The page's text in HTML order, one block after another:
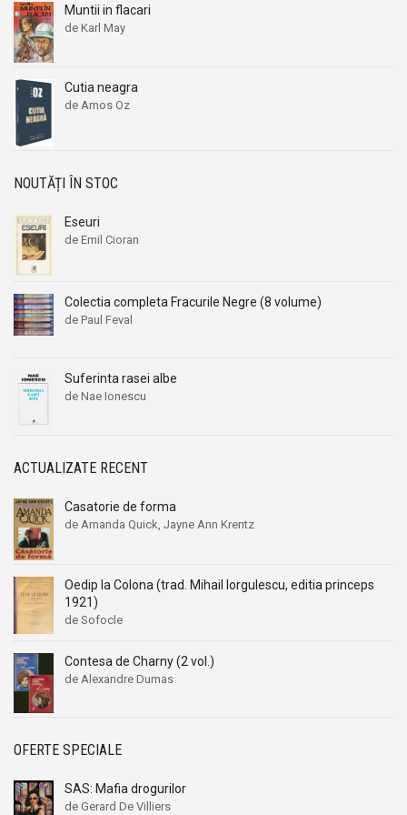
Aleksandr Beleaev
Alessandro Parronchi
Alex Mihai Stoenescu
Alexandr Soljenitin
Alexandra Jones
Alexandra Mosneaga
Alexandra Ripley
Alexandre Dumas fiul
Alexandre Koyre
Alexandrian
Alexandru Balaci
Alexandru Busuioceanu
Alexandru Elian
Alexandru Madgearu
Alexandru Tanase
Alexandru Vianu
Alexandru Vulpe
Alexei Tolstoi
Alfred Harlaoanu
Alice Hoffman
Alison Tyler
Alison York
Alistair Maclean
Aleksandr Beleaev
Alessandro Parronchi
Alex Mihai Stoenescu
Alexandr Soljenitin
Alexandra Jones
Alexandra Mosneaga
Alexandra Ripley
Alexandre Dumas fiul
Alexandre Koyre
Alexandrian
Alexandru Balaci
Alexandru Busuioceanu
Alexandru Elian
Alexandru Madgearu
Alexandru Tanase
Alexandru Vianu
Alexandru Vulpe
Alexei Tolstoi
Alfred Harlaoanu
Alice Hoffman
Alison Tyler
Alison York
Alistair Maclean
Muntii in flacari
de Karl May
Cutia neagra
de Amos Oz
NOUTĂȚI ÎN STOC
Eseuri
de Emil Cioran
Colectia completa Fracurile Negre (8 volume)
de Paul Feval
Suferinta rasei albe
de Nae Ionescu
ACTUALIZATE RECENT
Casatorie de forma
de Amanda Quick, Jayne Ann Krentz
Oedip la Colona (trad. Mihail Iorgulescu, editia princeps
1921)
de Sofocle
Contesa de Charny (2 vol.)
de Alexandre Dumas
OFERTE SPECIALE
SAS: Mafia drogurilor
de Gerard De Villiers